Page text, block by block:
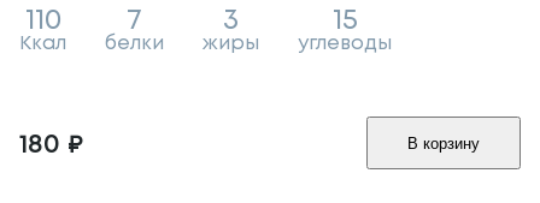
110
Ккал
7
белки
3
жиры
15
углеводы
180 ₽ В корзину